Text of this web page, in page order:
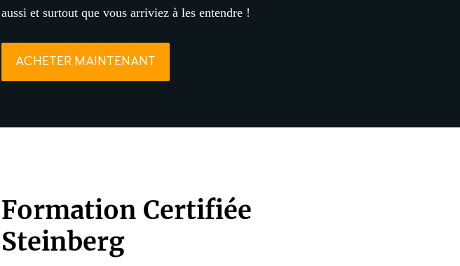
aussi et surtout que vous arriviez à les entendre !
ACHETER MAINTENANT
Formation Certifiée
Steinberg